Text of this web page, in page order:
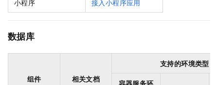
小程序 接入小程序应用
数据库
组件 相关文档
支持的环境类型
容器服务环